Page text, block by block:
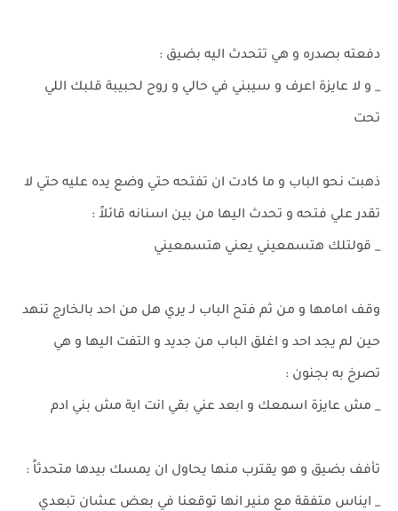
دفعته بصدره و هي تتحدث اليه بضيق :
_ و لا عايزة اعرف و سيبني في حالي و روح لحبيبة قلبك اللي
تحت
ذهبت نحو الباب و ما كادت ان تفتحه حتي وضع يده عليه حتي لا
تقدر علي فتحه و تحدث اليها من بين اسنانه قائلاً :
_ قولتلك هتسمعيني يعني هتسمعيني
وقف امامها و من ثم فتح الباب لـ يري هل من احد بالخارج تنهد
حين لم يجد احد و اغلق الباب من جديد و التفت اليها و هي
تصرخ به بجنون :
_ مش عايزة اسمعك و ابعد عني بقي انت اية مش بني ادم
تأفف بضيق و هو يقترب منها يحاول ان يمسك بيدها متحدثاً :
_ ايناس متفقة مع منير انها توقعنا في بعض عشان تبعدي